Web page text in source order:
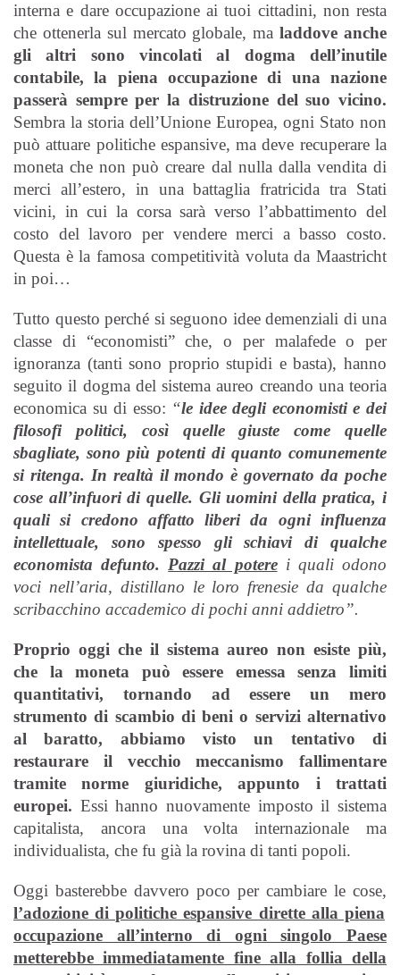
interna e dare occupazione ai tuoi cittadini, non resta
che ottenerla sul mercato globale, maladdove anche
gli altri sono vincolati al dogma dell’inutile
contabile, la piena occupazione di una nazione
passerà sempre per la distruzione del suo vicino.
Sembra la storia dell’Unione Europea, ogni Stato non
può attuare politiche espansive, ma deve recuperare la
moneta che non può creare dal nulla dalla vendita di
merci all’estero, in una battaglia fratricida tra Stati
vicini, in cui la corsa sarà verso l’abbattimento del
costo del lavoro per vendere merci a basso costo.
Questa è la famosa competitività voluta da Maastricht
in poi…
Tutto questo perché si seguono idee demenziali di una
classe di “economisti” che, o per malafede o per
ignoranza (tanti sono proprio stupidi e basta), hanno
seguito il dogma del sistema aureo creando una teoria
economica su di esso: “le idee degli economisti e dei
filosofi politici, così quelle giuste come quelle
sbagliate, sono più potenti di quanto comunemente
si ritenga. In realtà il mondo è governato da poche
cose all’infuori di quelle. Gli uomini della pratica, i
quali si credono affatto liberi da ogni influenza
intellettuale, sono spesso gli schiavi di qualche
economista defunto.Pazzi al poterei quali odono
voci nell’aria, distillano le loro frenesie da qualche
scribacchino accademico di pochi anni addietro”.
Proprio oggi che il sistema aureo non esiste più,
che la moneta può essere emessa senza limiti
quantitativi, tornando ad essere un mero
strumento di scambio di beni o servizi alternativo
al baratto, abbiamo visto un tentativo di
restaurare il vecchio meccanismo fallimentare
tramite norme giuridiche, appunto i trattati
europei. Essi hanno nuovamente imposto il sistema
capitalista, ancora una volta internazionale ma
individualista, che fu già la rovina di tanti popoli.
Oggi basterebbe davvero poco per cambiare le cose,
l’adozione di politiche espansive dirette alla piena
occupazione all’interno di ogni singolo Paese
metterebbe immediatamente fine alla follia della